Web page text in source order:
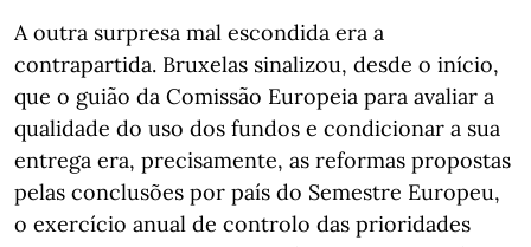
A outra surpresa mal escondida era a
contrapartida. Bruxelas sinalizou, desde o início,
que o guião da Comissão Europeia para avaliar a
qualidade do uso dos fundos e condicionar a sua
entrega era, precisamente, as reformas propostas
pelas conclusões por país do Semestre Europeu,
o exercício anual de controlo das prioridades